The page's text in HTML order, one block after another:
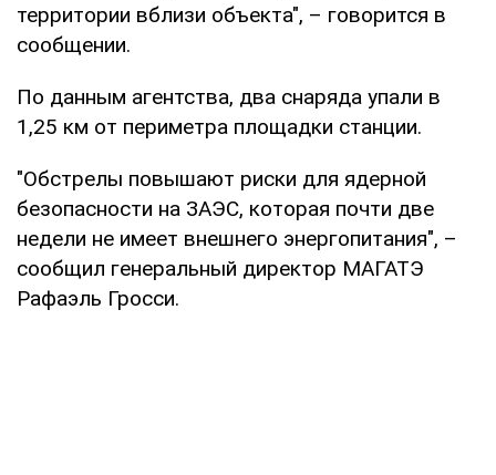
территории вблизи объекта", – говорится в
сообщении.
По данным агентства, два снаряда упали в
1,25 км от периметра площадки станции.
"Обстрелы повышают риски для ядерной
безопасности на ЗАЭС, которая почти две
недели не имеет внешнего энергопитания", –
сообщил генеральный директор МАГАТЭ
Рафаэль Гросси.